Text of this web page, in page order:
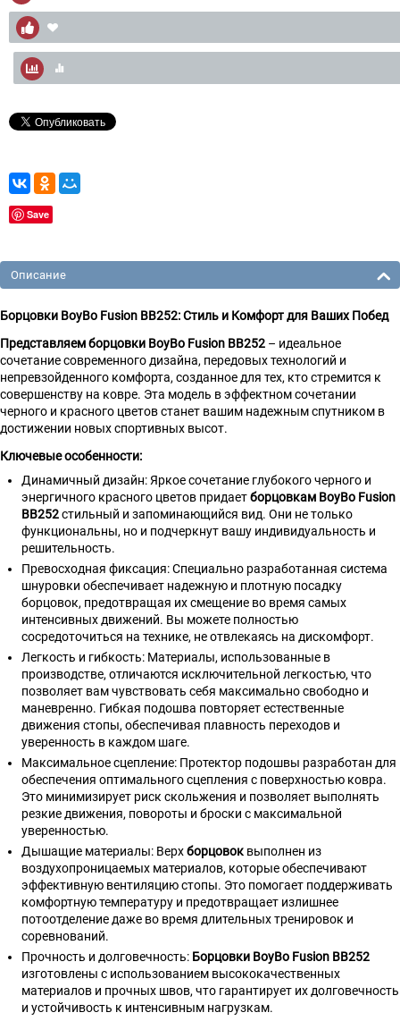
Save
Описание
Борцовки BoyBo Fusion BB252: Стиль и Комфорт для Ваших Побед
Представляем борцовки BoyBo Fusion BB252 – идеальное
сочетание современного дизайна, передовых технологий и
непревзойденного комфорта, созданное для тех, кто стремится к
совершенству на ковре. Эта модель в эффектном сочетании
черного и красного цветов станет вашим надежным спутником в
достижении новых спортивных высот.
Ключевые особенности:
Динамичный дизайн: Яркое сочетание глубокого черного и
энергичного красного цветов придаетборцовкам BoyBo Fusion
BB252стильный и запоминающийся вид. Они не только
функциональны, но и подчеркнут вашу индивидуальность и
решительность.
Превосходная фиксация: Специально разработанная система
шнуровки обеспечивает надежную и плотную посадку
борцовок, предотвращая их смещение во время самых
интенсивных движений. Вы можете полностью
сосредоточиться на технике, не отвлекаясь на дискомфорт.
Легкость и гибкость: Материалы, использованные в
производстве, отличаются исключительной легкостью, что
позволяет вам чувствовать себя максимально свободно и
маневренно. Гибкая подошва повторяет естественные
движения стопы, обеспечивая плавность переходов и
уверенность в каждом шаге.
Максимальное сцепление: Протектор подошвы разработан для
обеспечения оптимального сцепления с поверхностью ковра.
Это минимизирует риск скольжения и позволяет выполнять
резкие движения, повороты и броски с максимальной
уверенностью.
Дышащие материалы: Верхборцовок выполнен из
воздухопроницаемых материалов, которые обеспечивают
эффективную вентиляцию стопы. Это помогает поддерживать
комфортную температуру и предотвращает излишнее
потоотделение даже во время длительных тренировок и
соревнований.
Прочность и долговечность: Борцовки BoyBo Fusion BB252
изготовлены с использованием высококачественных
материалов и прочных швов, что гарантирует их долговечность
и устойчивость к интенсивным нагрузкам.